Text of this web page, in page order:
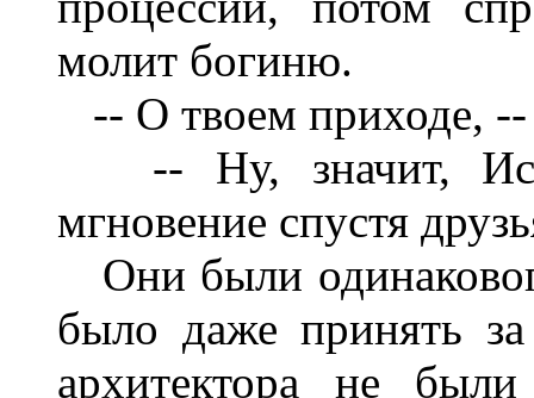
молит богиню.
-- О твоем приходе, --
-- Ну, значит,
мгновение спустя
Они были
было даже принять
архитектора не